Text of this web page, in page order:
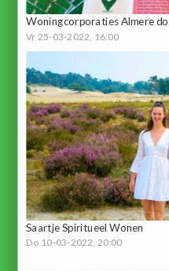
Woningcorporaties Almere
Vr 25-03-2022, 16:00
Saartje Spiritueel Wonen
Do 10-03-2022, 20:00